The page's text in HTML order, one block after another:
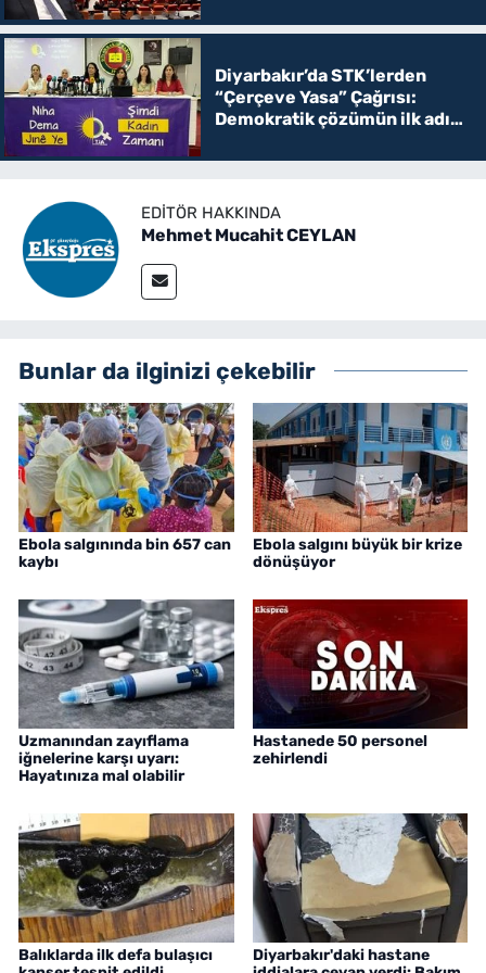
Diyarbakır’da STK’lerden
“Çerçeve Yasa” Çağrısı:
Demokratik çözümün ilk adımı
EDITÖR HAKKINDA
Mehmet Mucahit CEYLAN
Bunlar da ilginizi çekebilir
Ebola salgınında bin 657 can
kaybı
Ebola salgını büyük bir krize
dönüşüyor
Uzmanından zayıflama
iğnelerine karşı uyarı:
Hayatınıza mal olabilir
Hastanede 50 personel
zehirlendi
Balıklarda ilk defa bulaşıcı
Diyarbakır'daki hastane